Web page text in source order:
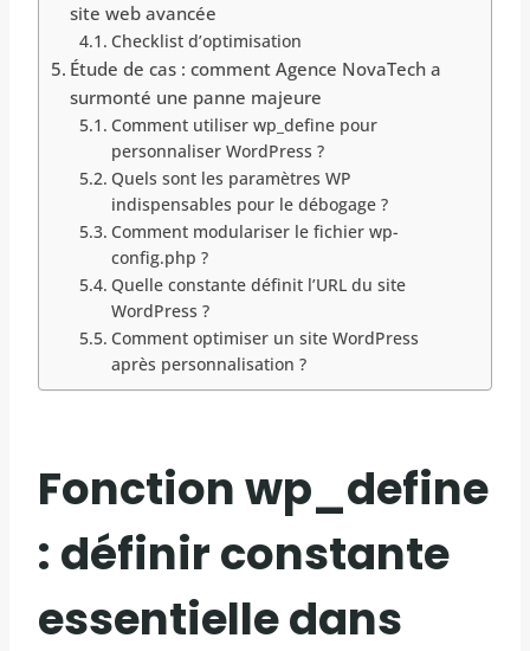
site web avancée
Checklist d’optimisation
Étude de cas : comment Agence NovaTech a
surmonté une panne majeure
Comment utiliser wp_define pour
personnaliser WordPress ?
Quels sont les paramètres WP
indispensables pour le débogage ?
Comment modulariser le fichier wp-
config.php ?
Quelle constante définit l’URL du site
WordPress ?
Comment optimiser un site WordPress
après personnalisation ?
Fonction wp_define
: définir constante
essentielle dans